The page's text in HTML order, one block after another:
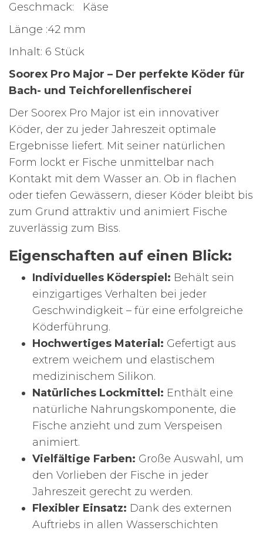
Geschmack: Käse
Länge :42 mm
Inhalt: 6 Stück
Soorex Pro Major – Der perfekte Köder für
Bach- und Teichforellenfischerei
Der Soorex Pro Major ist ein innovativer
Köder, der zu jeder Jahreszeit optimale
Ergebnisse liefert. Mit seiner natürlichen
Form lockt er Fische unmittelbar nach
Kontakt mit dem Wasser an. Ob in flachen
oder tiefen Gewässern, dieser Köder bleibt bis
zum Grund attraktiv und animiert Fische
zuverlässig zum Biss.
Eigenschaften auf einen Blick:
Individuelles Köderspiel: Behält sein
einzigartiges Verhalten bei jeder
Geschwindigkeit – für eine erfolgreiche
Köderführung.
Hochwertiges Material: Gefertigt aus
extrem weichem und elastischem
medizinischem Silikon.
Natürliches Lockmittel: Enthält eine
natürliche Nahrungskomponente, die
Fische anzieht und zum Verspeisen
animiert.
Vielfältige Farben: Große Auswahl, um
den Vorlieben der Fische in jeder
Jahreszeit gerecht zu werden.
Flexibler Einsatz: Dank des externen
Auftriebs in allen Wasserschichten